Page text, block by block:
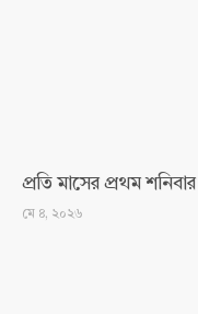
প্রতি মাসের প্রথম
মে ৪, ২০২৬